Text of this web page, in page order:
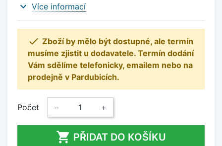
expand_more Více informací
 Zboží by mělo být dostupné, ale termín
musíme zjistit u dodavatele. Termín dodání
Vám sdělíme telefonicky, emailem nebo na
prodejně v Pardubicích.
Počet − +
 PŘIDAT DO KOŠÍKU